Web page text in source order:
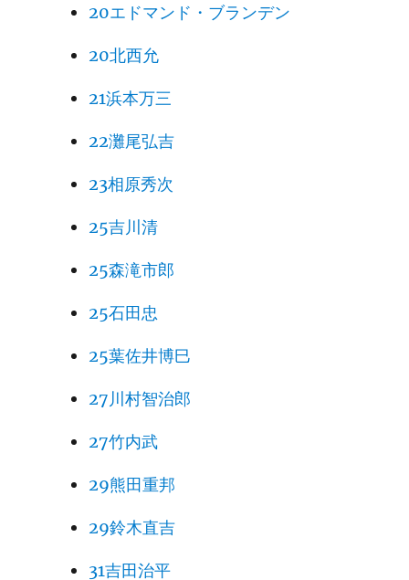
20エドマンド・ブランデン
20北西允
21浜本万三
22灘尾弘吉
23相原秀次
25吉川清
25森滝市郎
25石田忠
25葉佐井博巳
27川村智治郎
27竹内武
29熊田重邦
29鈴木直吉
31吉田治平